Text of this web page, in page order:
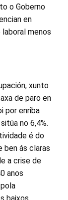
o Goberno
en
menos
xunto
de paro en
por enriba
no 6,4%.
é do
ben ás claras
a crise de
anos